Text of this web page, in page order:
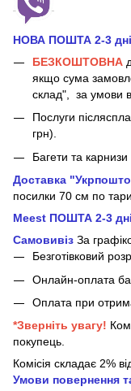
НОВА ПОШТА 2-3 дні
БЕЗКОШТОВНА
якщо сума
склад", за умови
Послуги
грн).
Багети та
Доставка
посилки 70 см по
Meest ПОШТА 2-3 дні
Самовивіз За
Безготівковий
Онлайн-оплата
Оплата при
*Зверніть увагу!
покупець.
Комісія складає 2%
Умови повернення